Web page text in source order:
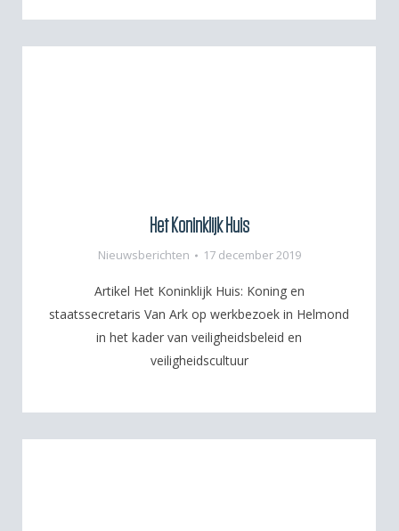
Het Koninklijk Huis
Nieuwsberichten 17 december 2019
Artikel Het Koninklijk Huis: Koning en
staatssecretaris Van Ark op werkbezoek in Helmond
in het kader van veiligheidsbeleid en
veiligheidscultuur